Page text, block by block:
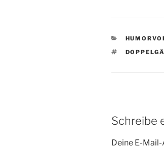
o
k
r
Schreibe
Deine E-